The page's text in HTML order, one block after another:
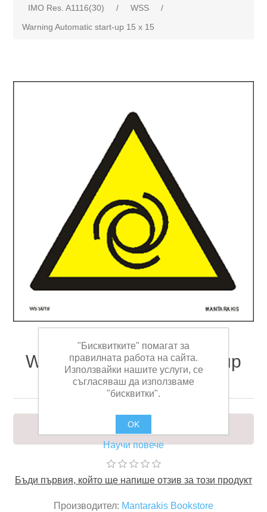
IMO Res. A1116(30)
/ WSS
/
Warning Automatic start-up 15 x 15
Warning Automatic start-up
15 x 15
To warn of automatic activation
Бъди първия, който ще напише отзив за този продукт
Производител: Mantarakis Bookstore
"Бисквитките" помагат за
правилната работа на сайта.
Използвайки нашите услуги, се
съгласяваш да използваме
"бисквитки".
OK
Научи повече